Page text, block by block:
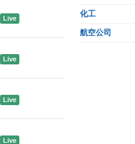
Live
Live
Live
Live
化工
航空公司